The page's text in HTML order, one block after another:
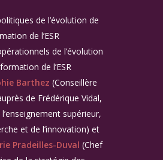
de l’évolution de
de l’ESR
de l’évolution
de l’ESR
Barthez (Conseillère
de Frédérique Vidal,
supérieur,
et de l’innovation) et
Pradeilles-Duval (Chef